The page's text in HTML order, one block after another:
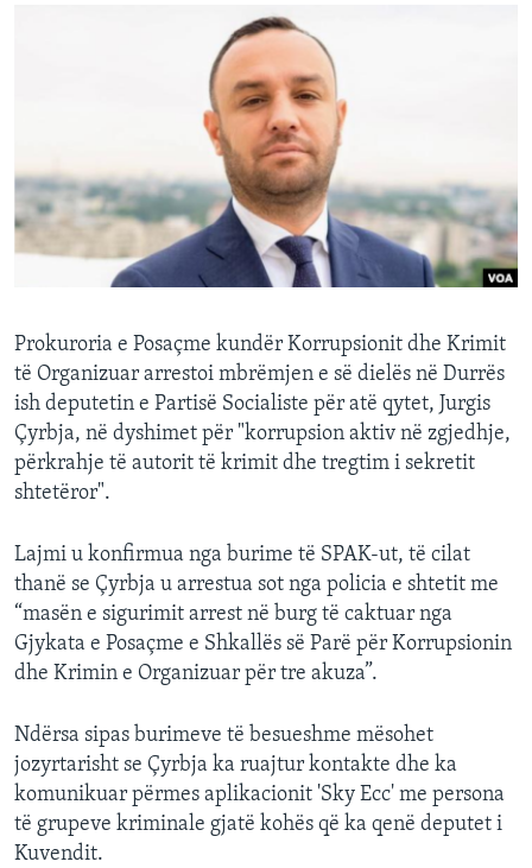
SHKENCË DHE TEKNOLOGJI
Prokuroria e Posaçme kundër Korrupsionit dhe Krimit
të Organizuar arrestoi mbrëmjen e së dielës në Durrës
ish deputetin e Partisë Socialiste për atë qytet, Jurgis
Çyrbja, në dyshimet për "korrupsion aktiv në zgjedhje,
përkrahje të autorit të krimit dhe tregtim i sekretit
shtetëror".
Lajmi u konfirmua nga burime të SPAK-ut, të cilat
thanë se Çyrbja u arrestua sot nga policia e shtetit me
“masën e sigurimit arrest në burg të caktuar nga
Gjykata e Posaçme e Shkallës së Parë për Korrupsionin
dhe Krimin e Organizuar për tre akuza”.
Ndërsa sipas burimeve të besueshme mësohet
jozyrtarisht se Çyrbja ka ruajtur kontakte dhe ka
komunikuar përmes aplikacionit 'Sky Ecc' me persona
të grupeve kriminale gjatë kohës që ka qenë deputet i
Kuvendit.